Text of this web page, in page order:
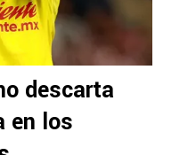
descarta
en los